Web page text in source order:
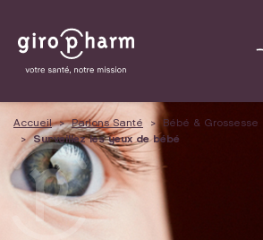
Accueil Parlons Santé Bébé & Grossesse
Surveillez les yeux de bébé